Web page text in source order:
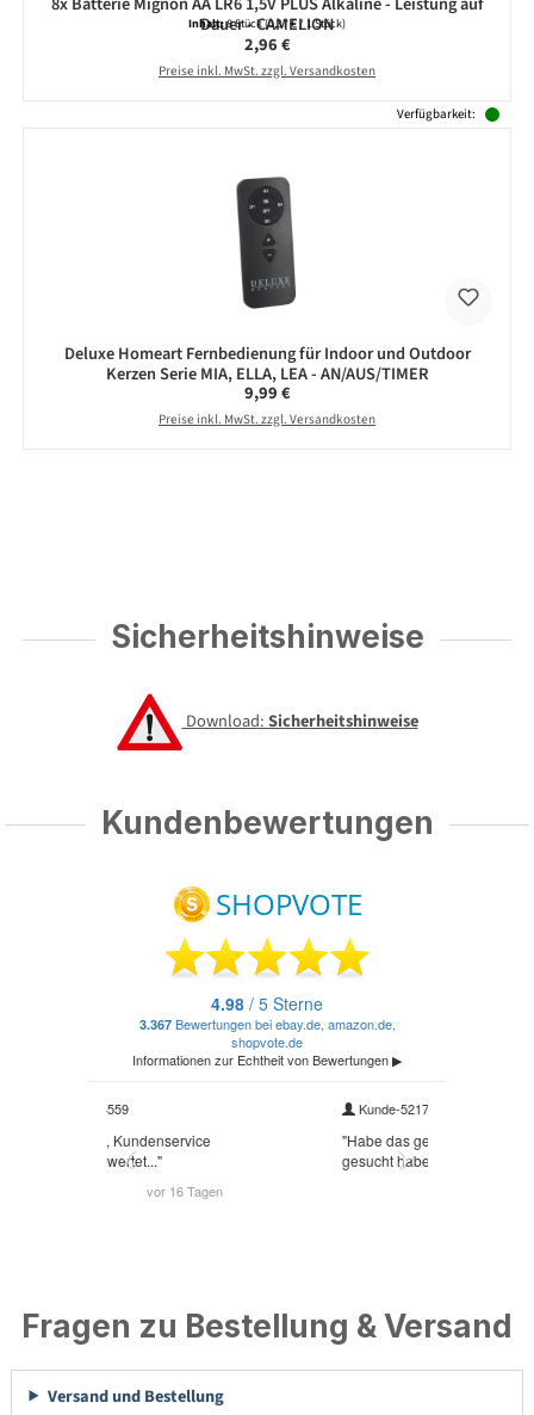
Dauer - CAMELION
Inhalt:8 Stück(0,37 € / 1 Stück)
Regulärer Preis:
2,96 €
Preise inkl. MwSt. zzgl. Versandkosten
Verfügbarkeit:
Deluxe Homeart Fernbedienung für Indoor und Outdoor
Kerzen Serie MIA, ELLA, LEA - AN/AUS/TIMER
Regulärer Preis:
9,99 €
Preise inkl. MwSt. zzgl. Versandkosten
Sicherheitshinweise
Download:Sicherheitshinweise
Kundenbewertungen
Fragen zu Bestellung & Versand
Versand und Bestellung